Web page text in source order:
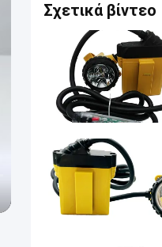
Σχετικά βίντεο